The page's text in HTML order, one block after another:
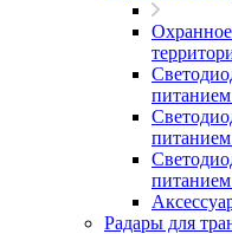
Радары для